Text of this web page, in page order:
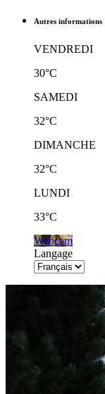
Autres informations
VENDREDI
30°C
SAMEDI
32°C
DIMANCHE
32°C
LUNDI
33°C
Webcam
Langage